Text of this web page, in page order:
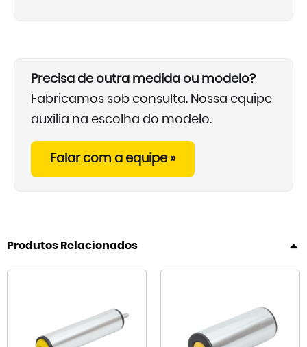
Precisa de outra medida ou modelo?
Fabricamos sob consulta. Nossa equipe
auxilia na escolha do modelo.
Falar com a equipe »
Produtos Relacionados